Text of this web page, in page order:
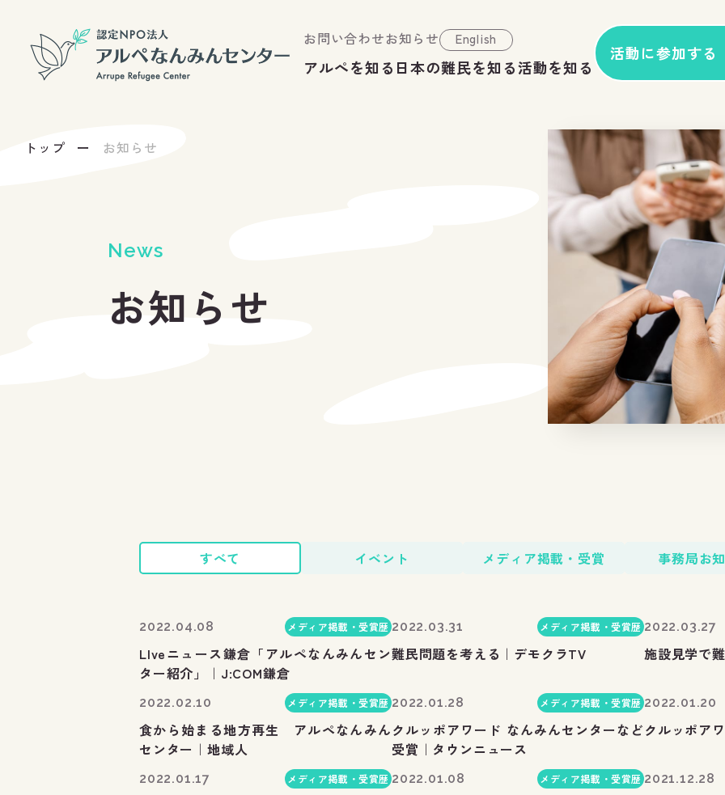
お問い合わせお知らせ English
アルぺを知る 日本の難民を知る活動を知る
活動に参加する
トップ お知らせ
News
お知らせ
すべて イベント メディア掲載・受賞 事務局お
2022.04.08 メディア掲載・受賞歴
LIveニュース鎌倉「アルペなんみんセン
ター紹介」｜J:COM鎌倉
2022.03.31 メディア掲載・受賞歴
難民問題を考える｜デモクラTV
2022.03.27
施設見学で
2022.02.10 メディア掲載・受賞歴
食から始まる地方再生 アルペなんみん
センター｜地域人
2022.01.28 メディア掲載・受賞歴
クルッポアワード なんみんセンターなど
受賞｜タウンニュース
2022.01.20
クルッポア
2022.01.17 メディア掲載・受賞歴 2022.01.08 メディア掲載・受賞歴 2021.12.28